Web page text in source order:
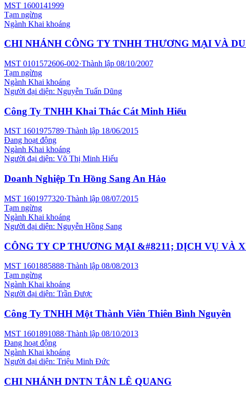
MST 1600141999
Tạm ngừng
Ngành Khai khoáng
CHI NHÁNH CÔNG TY TNHH THƯƠNG MẠI VÀ
MST 0101572606-002·Thành lập 08/10/2007
Tạm ngừng
Ngành Khai khoáng
Người đại diện: Nguyễn Tuấn Dũng
Công Ty TNHH Khai Thác Cát Minh Hiếu
MST 1601975789·Thành lập 18/06/2015
Đang hoạt động
Ngành Khai khoáng
Người đại diện: Võ Thị Minh Hiếu
Doanh Nghiệp Tn Hồng Sang An Hảo
MST 1601977320·Thành lập 08/07/2015
Tạm ngừng
Ngành Khai khoáng
Người đại diện: Nguyễn Hồng Sang
CÔNG TY CP THƯƠNG MẠI &#8211; DỊCH VỤ VÀ
MST 1601885888·Thành lập 08/08/2013
Tạm ngừng
Ngành Khai khoáng
Người đại diện: Trần Được
Công Ty TNHH Một Thành Viên Thiên Bình Nguyên
MST 1601891088·Thành lập 08/10/2013
Đang hoạt động
Ngành Khai khoáng
Người đại diện: Triệu Minh Đức
CHI NHÁNH DNTN TÂN LÊ QUANG